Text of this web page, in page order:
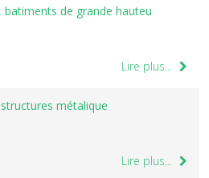
de grande hauteu
Lire plus...
métalique
Lire plus...